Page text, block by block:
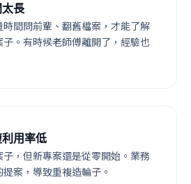
長
間問前輩、翻舊檔案，才能了解
。有時候老師傅離開了，經驗也
用率低
，但新專案還是從零開始。業務
案，導致重複造輪子。